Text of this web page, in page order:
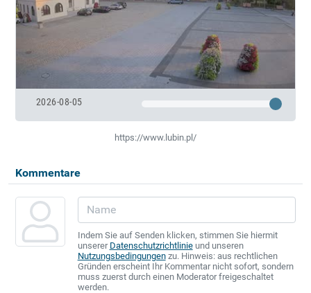
2026-08-05
https://www.lubin.pl/
Kommentare
Indem Sie auf Senden klicken, stimmen Sie hiermit
unserer Datenschutzrichtlinieund unseren
Nutzungsbedingungenzu. Hinweis: aus rechtlichen
Gründen erscheint Ihr Kommentar nicht sofort, sondern
muss zuerst durch einen Moderator freigeschaltet
werden.